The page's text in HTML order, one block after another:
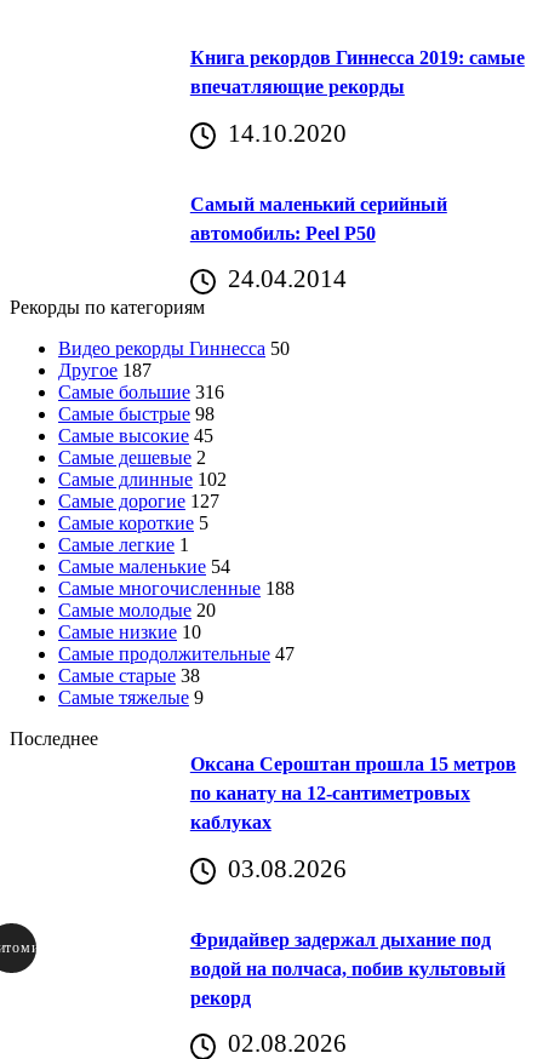
Книга рекордов Гиннесса 2019: самые
впечатляющие рекорды
14.10.2020
Самый маленький серийный
автомобиль: Peel P50
24.04.2014
Рекорды по категориям
Видео рекорды Гиннесса 50
Другое 187
Самые большие 316
Самые быстрые 98
Самые высокие 45
Самые дешевые 2
Самые длинные 102
Самые дорогие 127
Самые короткие 5
Самые легкие 1
Самые маленькие 54
Самые многочисленные 188
Самые молодые 20
Самые низкие 10
Самые продолжительные 47
Самые старые 38
Самые тяжелые 9
Последнее
Оксана Сероштан прошла 15 метров
по канату на 12-сантиметровых
каблуках
03.08.2026
Фридайвер задержал дыхание под
водой на полчаса, побив культовый
рекорд
02.08.2026